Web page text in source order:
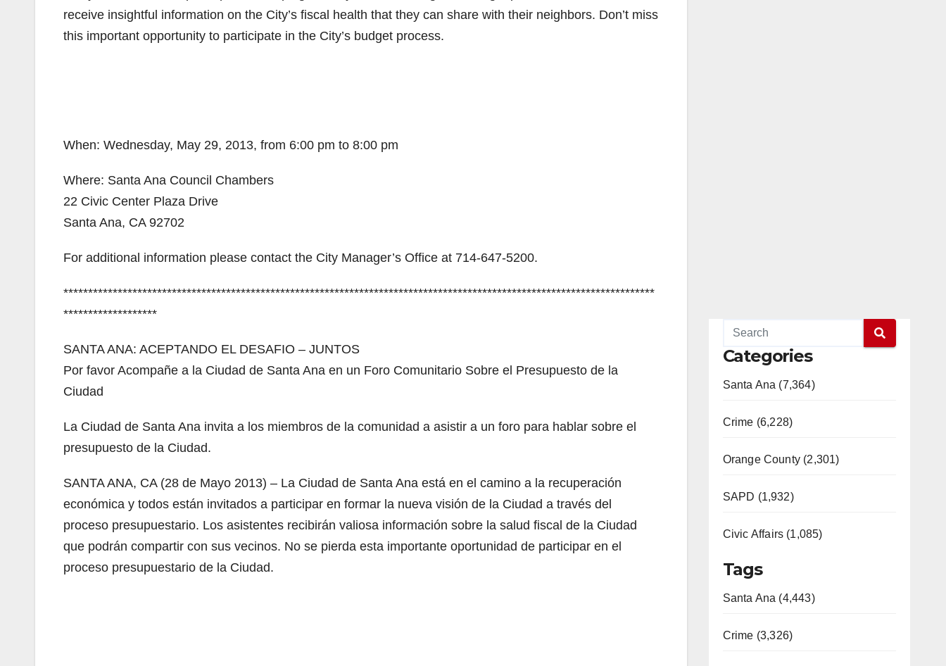
receive insightful information on the City’s fiscal health that they can share with their neighbors. Don’t miss
this important opportunity to participate in the City’s budget process.
When: Wednesday, May 29, 2013, from 6:00 pm to 8:00 pm
Where: Santa Ana Council Chambers
22 Civic Center Plaza Drive
Santa Ana, CA 92702
For additional information please contact the City Manager’s Office at 714-647-5200.
************************************************************************************************************************
*******************
SANTA ANA: ACEPTANDO EL DESAFIO – JUNTOS
Por favor Acompañe a la Ciudad de Santa Ana en un Foro Comunitario Sobre el Presupuesto de la
Ciudad
La Ciudad de Santa Ana invita a los miembros de la comunidad a asistir a un foro para hablar sobre el
presupuesto de la Ciudad.
SANTA ANA, CA (28 de Mayo 2013) – La Ciudad de Santa Ana está en el camino a la recuperación
económica y todos están invitados a participar en formar la nueva visión de la Ciudad a través del
proceso presupuestario. Los asistentes recibirán valiosa información sobre la salud fiscal de la Ciudad
que podrán compartir con sus vecinos. No se pierda esta importante oportunidad de participar en el
proceso presupuestario de la Ciudad.
Categories
Santa Ana (7,364)
Crime (6,228)
Orange County (2,301)
SAPD (1,932)
Civic Affairs (1,085)
Tags
Santa Ana (4,443)
Crime (3,326)